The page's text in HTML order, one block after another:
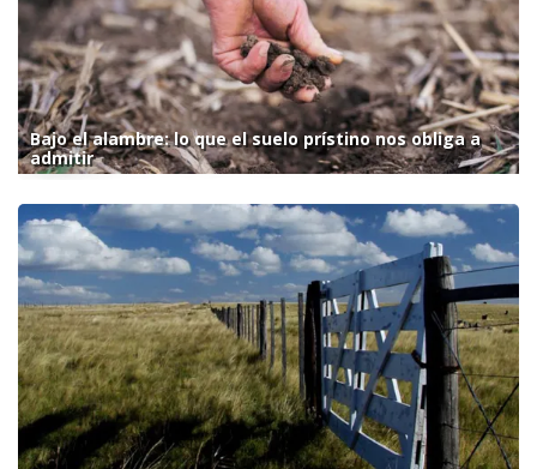
Bajo el alambre: lo que el suelo prístino nos obliga a
admitir